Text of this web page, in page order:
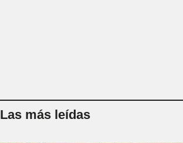
Las más leídas